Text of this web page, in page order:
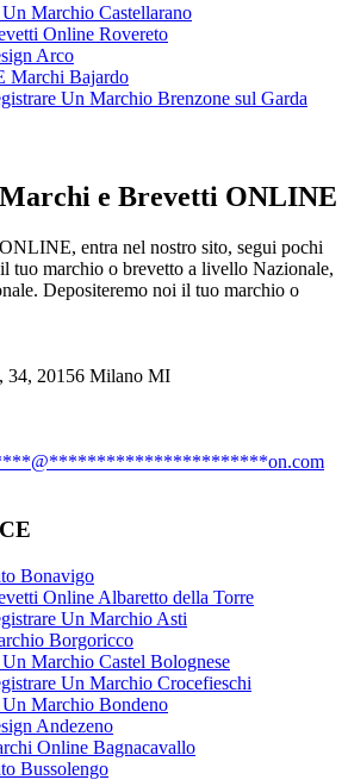
Marchio Castellarano
Online Rovereto
Arco
Marchi Bajardo
Un Marchio Brenzone sul Garda
e Brevetti ONLINE
entra nel nostro sito, segui pochi
tuo marchio o brevetto a livello Nazionale,
Depositeremo noi il tuo marchio o
34, 20156 Milano MI
@***********************on.com
Bonavigo
Online Albaretto della Torre
Un Marchio Asti
Borgoricco
Marchio Castel Bolognese
Un Marchio Crocefieschi
Un Marchio Bondeno
Andezeno
Online Bagnacavallo
Bussolengo